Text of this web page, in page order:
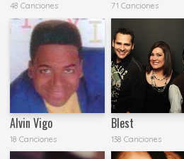
48 Canciones 71 Canciones
Alvin Vigo
18 Canciones
Blest
138 Canciones